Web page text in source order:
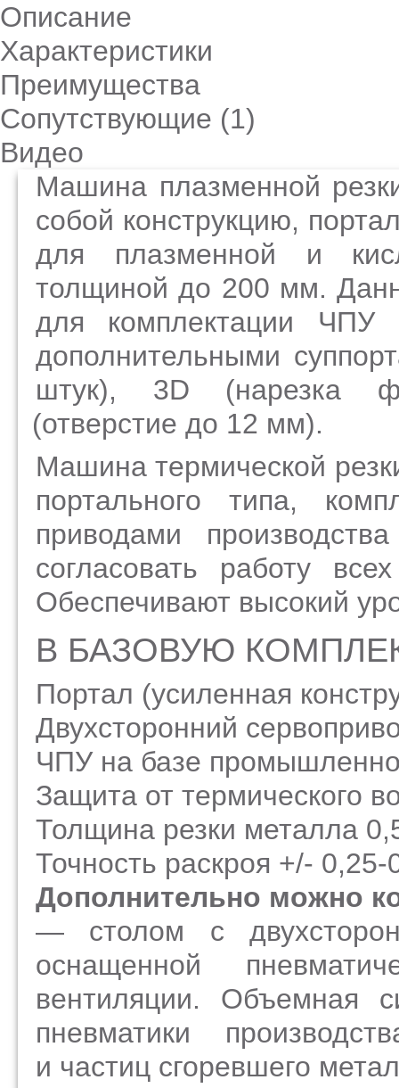
Описание
Характеристики
Преимущества
Сопутствующие (1)
Видео
Машина плазменной
собой конструкцию,
для плазменной и
толщиной до 200 мм.
для комплектации ЧПУ
дополнительными
штук), 3D
(нарезка
(отверстие до 12 мм).
Машина термической
портального типа,
приводами
согласовать работу
Обеспечивают высокий
В БАЗОВУЮ
Портал (усиленная
Двухсторонний
ЧПУ на базе
Защита от термического
Толщина резки металла
Точность раскроя +/-
Дополнительно можно
— столом с
оснащенной
вентиляции. Объемная
пневматики
и частиц сгоревшего